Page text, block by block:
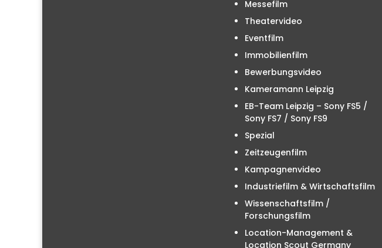
Messefilm
Theatervideo
Eventfilm
Immobilienfilm
Bewerbungsvideo
Kameramann Leipzig
EB-Team Leipzig – Sony FS5 /
Sony FS7 / Sony FS9
Spezial
Zeitzeugenfilm
Kampagnenvideo
Industriefilm & Wirtschaftsfilm
Wissenschaftsfilm /
Forschungsfilm
Location-Management &
Location Scout Germany